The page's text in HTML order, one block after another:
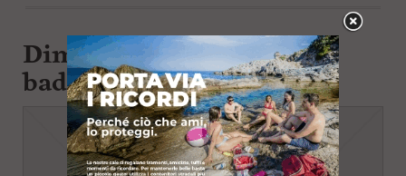
Dimezzate le spese per
badanti e infermieri